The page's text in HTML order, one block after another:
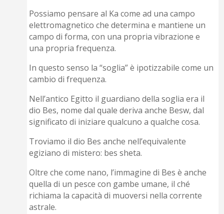
Possiamo pensare al Ka come ad una campo
elettromagnetico che determina e mantiene un
campo di forma, con una propria vibrazione e
una propria frequenza.
In questo senso la “soglia” è ipotizzabile come un
cambio di frequenza.
Nell’antico Egitto il guardiano della soglia era il
dio Bes, nome dal quale deriva anche Besw, dal
significato di iniziare qualcuno a qualche cosa.
Troviamo il dio Bes anche nell’equivalente
egiziano di mistero: bes sheta.
Oltre che come nano, l’immagine di Bes è anche
quella di un pesce con gambe umane, il ché
richiama la capacità di muoversi nella corrente
astrale.